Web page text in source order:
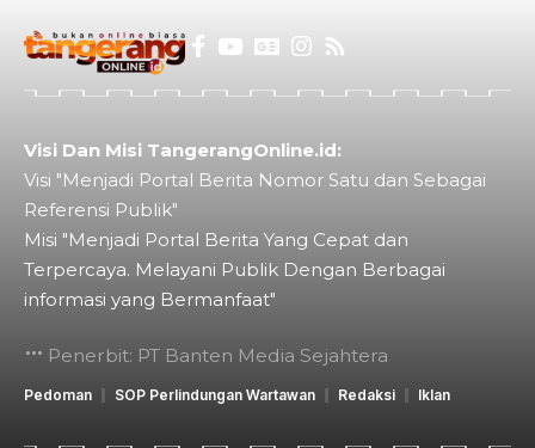
Visi Dan Misi TangerangOnline.id:
Visi "Menjadi Portal Berita Nomor Satu dan Sebagai
Referensi Publik"
Misi "Menjadi Portal Berita Yang Cepat dan
Terpercaya. Melayani Publik Dengan Berbagai
informasi yang Bermanfaat"
Penerbit: PT Banten Media Sejahtera
Pedoman SOP Perlindungan Wartawan Redaksi Iklan